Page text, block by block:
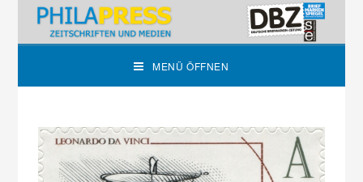
MENÜ ÖFFNEN